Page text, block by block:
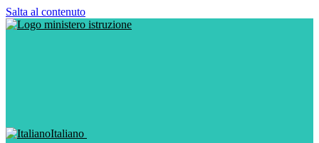
Salta al contenuto
Italiano